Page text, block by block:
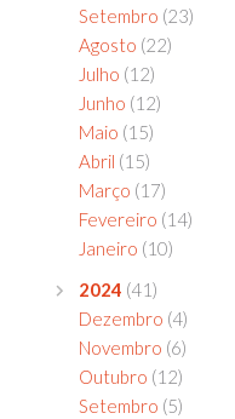
Setembro (23)
Agosto (22)
Julho (12)
Junho (12)
Maio (15)
Abril (15)
Março (17)
Fevereiro (14)
Janeiro (10)
2024 (41)
Dezembro (4)
Novembro (6)
Outubro (12)
Setembro (5)